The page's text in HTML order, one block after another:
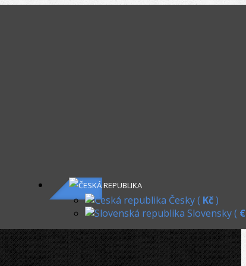
Česky ( Kč)
Slovensky ( €
Transportní boxy
Přepravní bedny
ROZSAH CENY